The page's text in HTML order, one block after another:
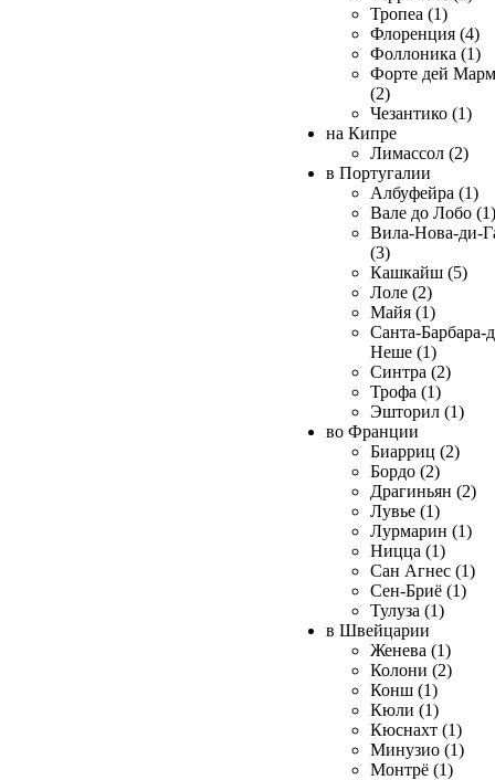
Тропеа (1)
Флоренция (4)
Фоллоника (1)
Форте дей
(2)
Чезантико (1)
на Кипре
Лимассол (2)
в Португалии
Албуфейра (1)
Вале до Лобо (1)
Вила-Нова-ди-
(3)
Кашкайш (5)
Лоле (2)
Майя (1)
Санта-Барбара-
Неше (1)
Синтра (2)
Трофа (1)
Эшторил (1)
во Франции
Биарриц (2)
Бордо (2)
Драгиньян (2)
Лувье (1)
Лурмарин (1)
Ницца (1)
Сан Агнес (1)
Сен-Бриё (1)
Тулуза (1)
в Швейцарии
Женева (1)
Колони (2)
Конш (1)
Кюли (1)
Кюснахт (1)
Минузио (1)
Монтрё (1)